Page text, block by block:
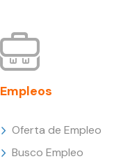
Empleos
Oferta de Empleo
Busco Empleo